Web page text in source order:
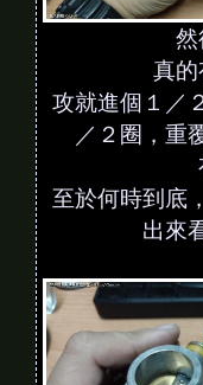
然
真
攻就進個１／
／２圈，重
至於何時到底
出來